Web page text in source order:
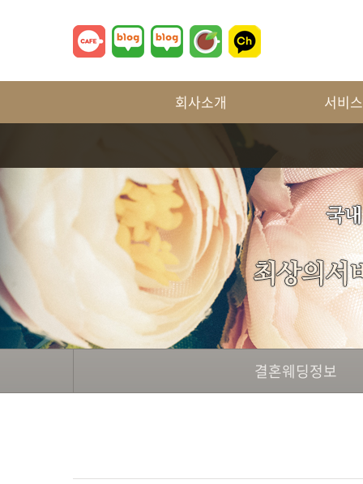
회사소개 서비
결혼웨딩정보